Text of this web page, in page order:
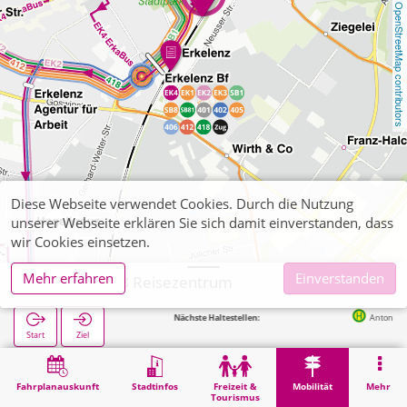
OpenStreetMap contributors
Fahrplanauskunft Stadtinfos
Freizeit &
Tourismus
Mobilität Mehr
Erkelenz, DB Reisezentrum
Start Ziel
Nächste Haltestellen: Anton-Heinen-
Mobilität Erkelenz, DB Reisezentrum
Diese Webseite verwendet Cookies. Durch die Nutzung
unserer Webseite erklären Sie sich damit einverstanden, dass
wir Cookies einsetzen.
Mehr erfahren
Einverstanden